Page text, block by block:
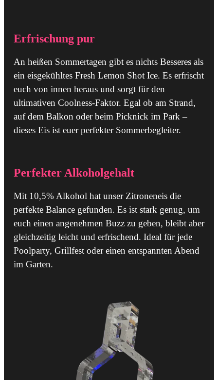
Erfrischung pur
An heißen Sommertagen gibt es nichts Besseres als
ein eisgekühltes Fresh Lemon Shot Ice. Es erfrischt
euch von innen heraus und sorgt für den
ultimativen Coolness-Faktor. Egal ob am Strand,
auf dem Balkon oder beim Picknick im Park –
dieses Eis ist euer perfekter Sommerbegleiter.
Perfekter Alkoholgehalt
Mit 10,5% Alkohol hat unser Zitroneneis die
perfekte Balance gefunden. Es ist stark genug, um
euch einen angenehmen Buzz zu geben, bleibt aber
gleichzeitig leicht und erfrischend. Ideal für jede
Poolparty, Grillfest oder einen entspannten Abend
im Garten.